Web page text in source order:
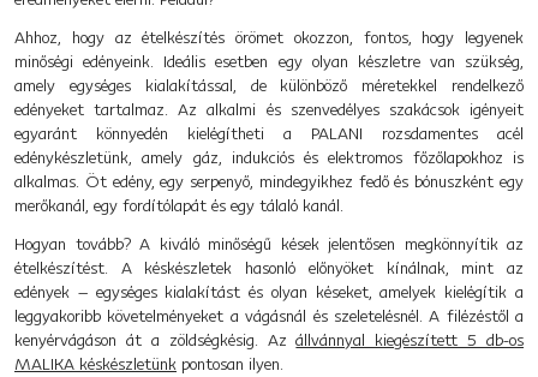
Ahhoz, hogy az ételkészítés örömet okozzon, fontos, hogy legyenek
minőségi edényeink. Ideális esetben egy olyan készletre van szükség,
amely egységes kialakítással, de különböző méretekkel rendelkező
edényeket tartalmaz. Az alkalmi és szenvedélyes szakácsok igényeit
egyaránt könnyedén kielégítheti a PALANI rozsdamentes acél
edénykészletünk, amely gáz, indukciós és elektromos főzőlapokhoz is
alkalmas. Öt edény, egy serpenyő, mindegyikhez fedő és bónuszként egy
merőkanál, egy fordítólapát és egy tálaló kanál.
Hogyan tovább? A kiváló minőségű kések jelentősen megkönnyítik az
ételkészítést. A késkészletek hasonló előnyöket kínálnak, mint az
edények – egységes kialakítást és olyan késeket, amelyek kielégítik a
leggyakoribb követelményeket a vágásnál és szeletelésnél. A filézéstől a
kenyérvágáson át a zöldségkésig. Azállvánnyal kiegészített 5 db-os
MALIKA késkészletünk pontosan ilyen.